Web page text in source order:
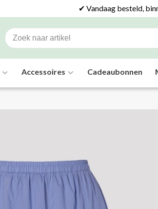
✔ Vandaag besteld,
Accessoires Cadeaubonnen